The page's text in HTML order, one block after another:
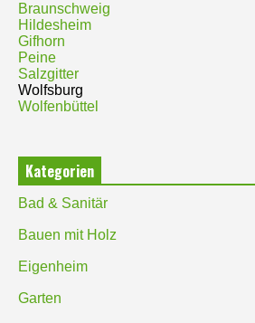
Braunschweig
Hildesheim
Gifhorn
Peine
Salzgitter
Wolfsburg
Wolfenbüttel
Kategorien
Bad & Sanitär
Bauen mit Holz
Eigenheim
Garten